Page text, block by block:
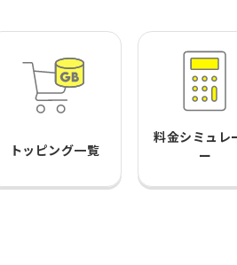
トッピング一覧
料金シミュレ
ー